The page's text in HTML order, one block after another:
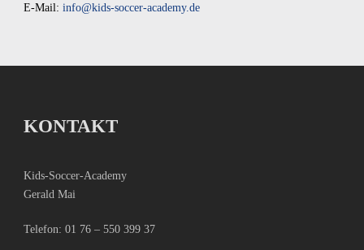
E-Mail: info@kids-soccer-academy.de
KONTAKT
Kids-Soccer-Academy
Gerald Mai
Telefon: 01 76 – 550 399 37